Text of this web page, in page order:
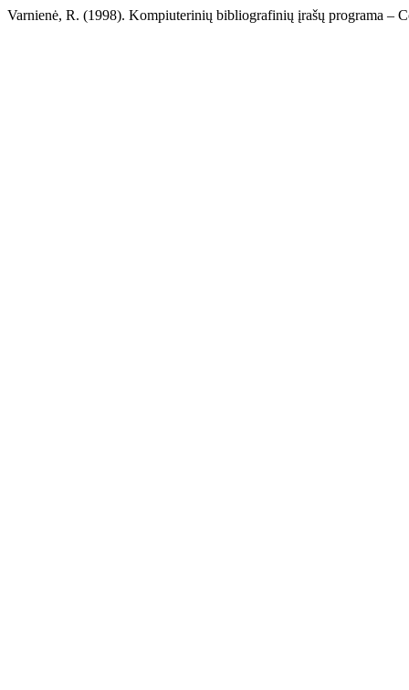
Varnienė, R. (1998). Kompiuterinių bibliografinių įrašų programa –